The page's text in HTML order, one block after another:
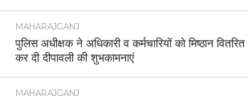
MAHARAJGANJ
पुलिस अधीक्षक ने अधिकारी व कर्मचारियों को मिष्ठान वितरित
कर दी दीपावली की शुभकामनाएं
MAHARAJGANJ